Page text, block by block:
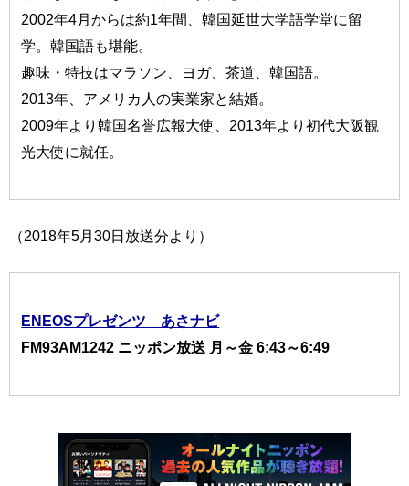
2002年4月からは約1年間、韓国延世大学語学堂に留
学。韓国語も堪能。
趣味・特技はマラソン、ヨガ、茶道、韓国語。
2013年、アメリカ人の実業家と結婚。
2009年より韓国名誉広報大使、2013年より初代大阪観
光大使に就任。
（2018年5月30日放送分より）
ENEOSプレゼンツ あさナビ
FM93AM1242 ニッポン放送 月～金 6:43～6:49